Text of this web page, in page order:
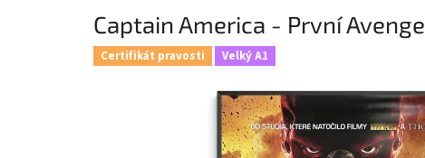
Captain America - První
Certifikát pravosti Velký A1